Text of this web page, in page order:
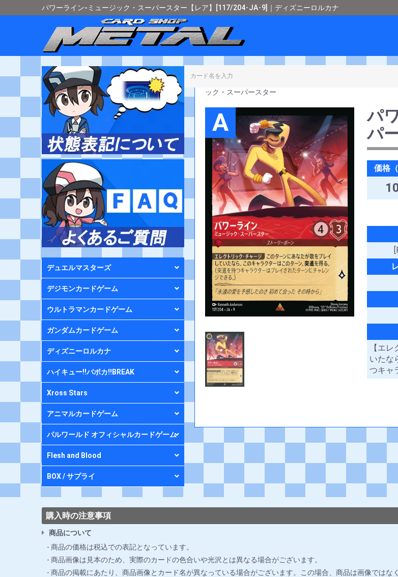
パワーライン-ミュージック・スーパースター【レア】[117/204･JA･9]｜ディズニーロルカナ
デュエルマスターズ
デジモンカードゲーム
ウルトラマンカードゲーム
ガンダムカードゲーム
ディズニーロルカナ
ハイキュー!!バボカ!!BREAK
Xross Stars
アニマルカードゲーム
パルワールド オフィシャルカードゲーム
Flesh and Blood
BOX / サプライ
[FABLED-
ック・スーパースター
A
パ
パ
価格
【エ
いたな
つキャ
購入時の注意事項
商品について
商品の価格は税込での表記となっています。
商品画像は見本のため、実際のカードの色合いや光沢とは異なる場合がございます。
商品の掲載にあたり、商品画像とカード名が異なっている場合がございます。この場合、商品は画像では